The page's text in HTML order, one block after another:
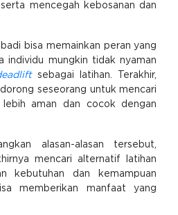
mencegah kebosanan dan
bisa memainkan peran yang
individu mungkin tidak nyaman
sebagai latihan. Terakhir,
seseorang untuk mencari
aman dan cocok dengan
alasan-alasan tersebut,
mencari alternatif latihan
kebutuhan dan kemampuan
memberikan manfaat yang